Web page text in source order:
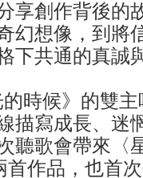
享創作背後的
幻想像，到將
下共通的真誠
時候》的雙
描寫成長、迷
聽歌會帶來〈
作品，也首